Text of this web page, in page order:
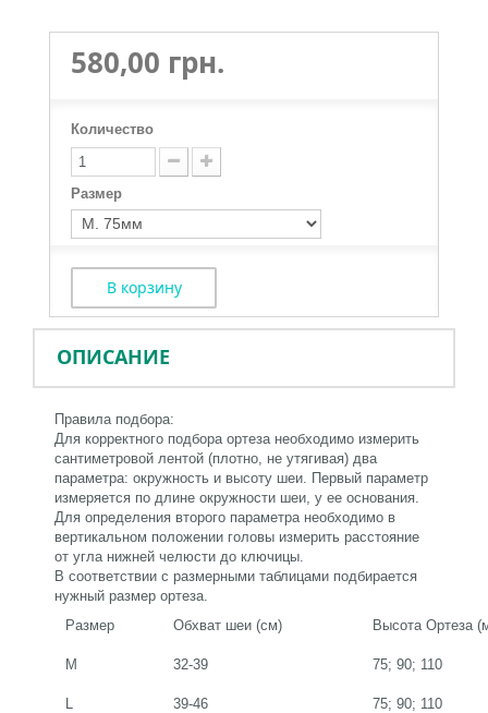
580,00 грн.
Количество
Размер
В корзину
ОПИСАНИЕ
Правила подбора:
Для корректного подбора ортеза необходимо измерить
сантиметровой лентой (плотно, не утягивая) два
параметра: окружность и высоту шеи. Первый параметр
измеряется по длине окружности шеи, у ее основания.
Для определения второго параметра необходимо в
вертикальном положении головы измерить расстояние
от угла нижней челюсти до ключицы.
В соответствии с размерными таблицами подбирается
нужный размер ортеза.
Размер
Обхват шеи (см) Высота Ортеза
M 32-39 75; 90; 110
39-46 75; 90; 110